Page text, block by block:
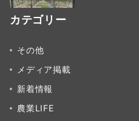
カテゴリー
その他
メディア掲載
新着情報
農業LIFE